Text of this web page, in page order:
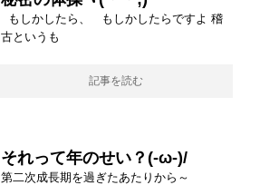
もしかしたら、 もしかしたらですよ 稽
古というも
記事を読む
それって年のせい？(-ω-)/
第二次成長期を過ぎたあたりから～